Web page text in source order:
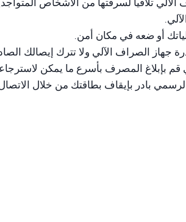
تلافياً لسرقتها من الأشخاص
أو ضعه في مكان أمن.
جهاز الصراف الآلي ولا تترك إيصالك
بإبلاغ المصرف بأسرع ما يمكن